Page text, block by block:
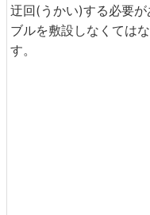
迂回(うかい)する必要
ブルを敷設しなくては
す。